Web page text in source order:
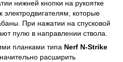
нижней кнопки на рукоятке
электродвигателям, которые
При нажатии на спусковой
пулю в направлении ствола.
планками типа Nerf N-Strike
расширить